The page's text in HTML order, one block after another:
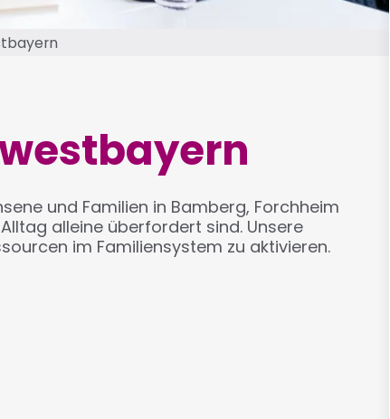
und Familien in Bamberg, Forchheim
alleine überfordert sind. Unsere
im Familiensystem zu aktivieren.